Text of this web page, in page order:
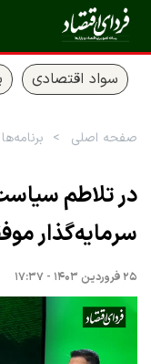
سواد اقتصادی
صفحه اصلی برنامه‌ها
در تلاطم
سرمایه‌گذار
۲۵ فروردین ۱۴۰۳ - ۱۷:۳۷